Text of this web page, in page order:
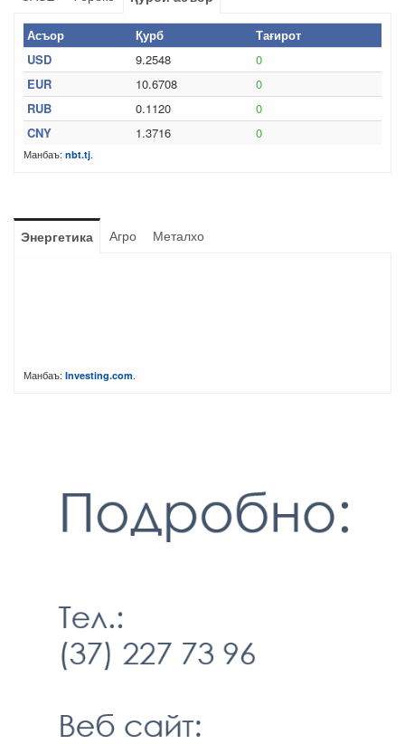
Асъор Қурб
Тағирот
USD
9.2548
0
EUR
10.6708
0
RUB
0.1120
0
CNY
1.3716 0
Манбаъ: nbt.tj.
Энергетика Агро Металхо
Манбаъ: Investing.com.